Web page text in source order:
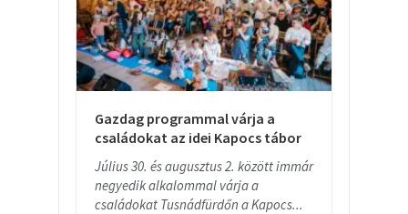
Gazdag programmal várja a
családokat az idei Kapocs tábor
Július 30. és augusztus 2. között immár
negyedik alkalommal várja a
családokat Tusnádfürdőn a Kapocs...